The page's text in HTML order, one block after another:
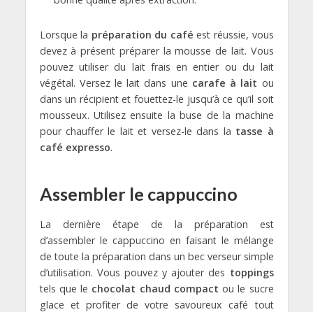
Lorsque la préparation du café est réussie, vous
devez à présent préparer la mousse de lait. Vous
pouvez utiliser du lait frais en entier ou du lait
végétal. Versez le lait dans une carafe à lait ou
dans un récipient et fouettez-le jusqu’à ce qu’il soit
mousseux. Utilisez ensuite la buse de la machine
pour chauffer le lait et versez-le dans la tasse à
café expresso.
Assembler le cappuccino
La dernière étape de la préparation est
d’assembler le cappuccino en faisant le mélange
de toute la préparation dans un bec verseur simple
d’utilisation. Vous pouvez y ajouter des toppings
tels que le chocolat chaud compact ou le sucre
glace et profiter de votre savoureux café tout